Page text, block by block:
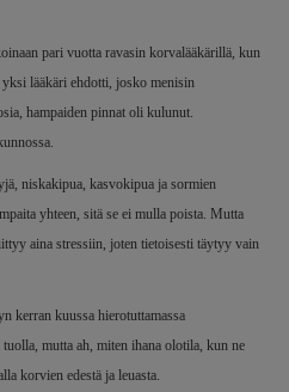
pari vuotta ravasin korvalääkärillä, kun
lääkäri ehdotti, josko menisin
hampaiden pinnat oli kulunut.
niskakipua, kasvokipua ja sormien
yhteen, sitä se ei mulla poista. Mutta
aina stressiin, joten tietoisesti täytyy vain
kerran kuussa hierotuttamassa
mutta ah, miten ihana olotila, kun ne
korvien edestä ja leuasta.